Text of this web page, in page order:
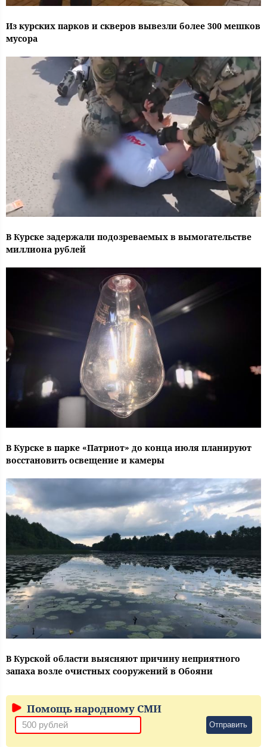
Из курских парков и скверов вывезли более 300 мешков
мусора
В Курске задержали подозреваемых в вымогательстве
миллиона рублей
В Курске в парке «Патриот» до конца июля планируют
восстановить освещение и камеры
В Курской области выясняют причину неприятного
запаха возле очистных сооружений в Обояни
Помощь народному СМИ
Отправить